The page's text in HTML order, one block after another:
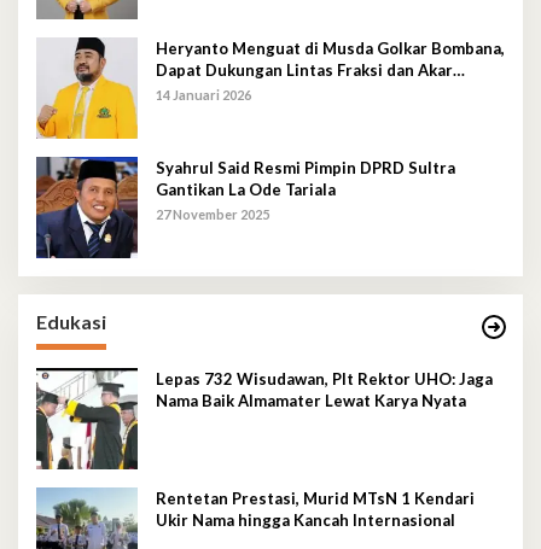
Heryanto Menguat di Musda Golkar Bombana,
Dapat Dukungan Lintas Fraksi dan Akar
Rumput
14 Januari 2026
Syahrul Said Resmi Pimpin DPRD Sultra
Gantikan La Ode Tariala
27 November 2025
Edukasi
Lepas 732 Wisudawan, Plt Rektor UHO: Jaga
Nama Baik Almamater Lewat Karya Nyata
Rentetan Prestasi, Murid MTsN 1 Kendari
Ukir Nama hingga Kancah Internasional